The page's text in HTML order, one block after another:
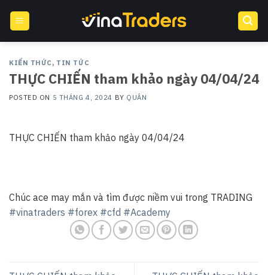
KIẾN THỨC , TIN TỨC
THỰC CHIẾN tham khảo ngày 04/04/24
POSTED ON 5 THÁNG 4, 2024 BY QUÂN
THỰC CHIẾN tham khảo ngày 04/04/24
Chúc ace may mắn và tìm được niềm vui trong TRADING
#vinatraders #forex #cfd #Academy